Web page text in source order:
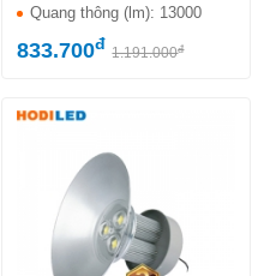
Quang thông (lm): 13000
833.700đ 1.191.000đ